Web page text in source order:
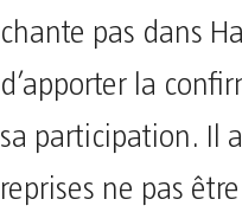
chante pas dans
d’apporter la
sa participation. Il
reprises ne pas